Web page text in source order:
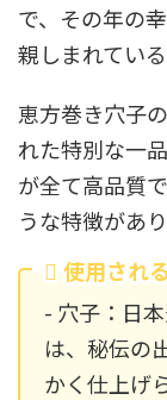
で、その年の
親しまれている
恵方巻き穴子
れた特別な一
が全て高品質
うな特徴があり
使用され
- 穴子：日
は、秘伝の
かく仕上げ